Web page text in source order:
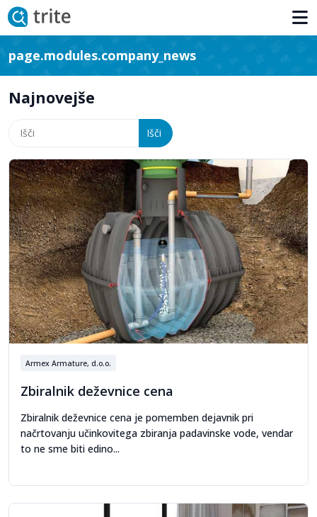
page.modules.company_news
Najnovejše
Išči
Armex Armature, d.o.o.
Zbiralnik deževnice cena
Zbiralnik deževnice cena je pomemben dejavnik pri
načrtovanju učinkovitega zbiranja padavinske vode, vendar
to ne sme biti edino...